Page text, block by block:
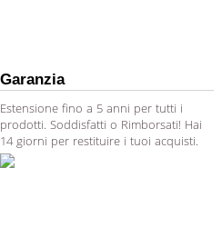
Garanzia
Estensione fino a 5 anni per tutti i
prodotti. Soddisfatti o Rimborsati! Hai
14 giorni per restituire i tuoi acquisti.